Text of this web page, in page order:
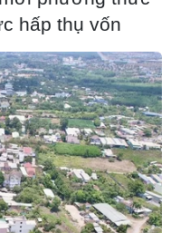
lập căn cứ
Mỹ
hấp thụ vốn